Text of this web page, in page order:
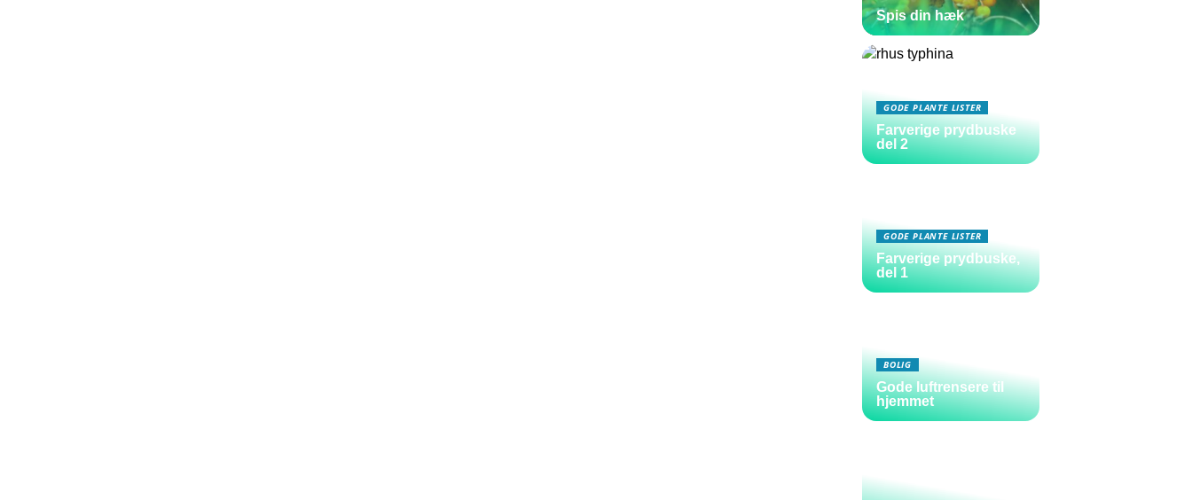
Spis din hæk
GODE PLANTE LISTER
Farverige prydbuske
del 2
GODE PLANTE LISTER
Farverige prydbuske,
del 1
BOLIG
Gode luftrensere til
hjemmet